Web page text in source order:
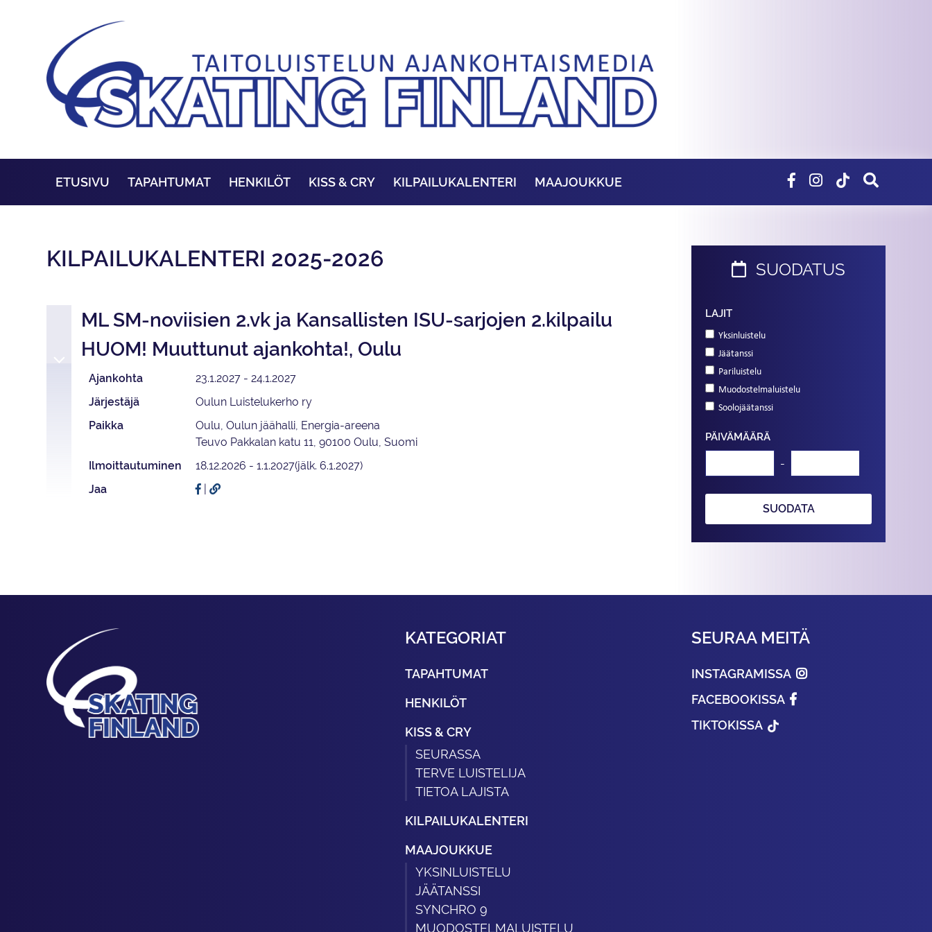
ETUSIVU TAPAHTUMAT HENKILÖT KISS & CRY KILPAILUKALENTERI MAAJOUKKUE
KILPAILUKALENTERI 2025-2026
ML SM-noviisien 2.vk ja Kansallisten ISU-sarjojen 2.kilpailu
HUOM! Muuttunut ajankohta!, Oulu
Ajankohta
23.1.2027 - 24.1.2027
Järjestäjä
Oulun Luistelukerho ry
Paikka
Oulu, Oulun jäähalli, Energia-areena
Teuvo Pakkalan katu 11, 90100 Oulu, Suomi
Ilmoittautuminen
18.12.2026 - 1.1.2027(jälk. 6.1.2027)
Jaa
SUODATUS
LAJIT
Yksinluistelu
Jäätanssi
Pariluistelu
Muodostelmaluistelu
Soolojäätanssi
PÄIVÄMÄÄRÄ
-
SUODATA
KATEGORIAT
TAPAHTUMAT
HENKILÖT
KISS & CRY
SEURASSA
TERVE LUISTELIJA
TIETOA LAJISTA
KILPAILUKALENTERI
MAAJOUKKUE
YKSINLUISTELU
JÄÄTANSSI
SYNCHRO 9
MUODOSTELMALUISTELU
SEURAA MEITÄ
INSTAGRAMISSA
FACEBOOKISSA
TIKTOKISSA